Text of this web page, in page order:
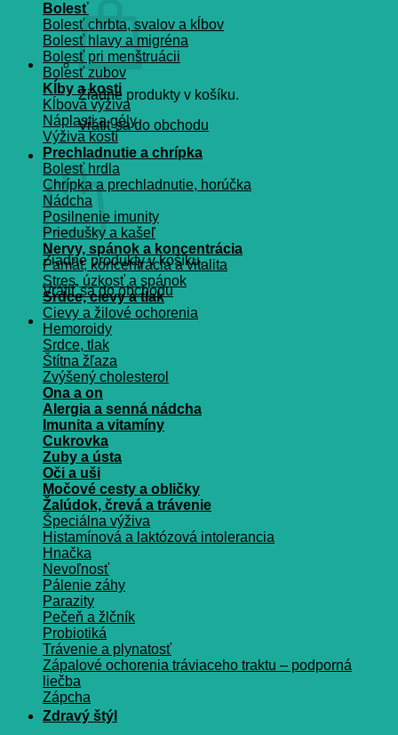
Žiadne produkty v košíku.
Vrátiť sa do obchodu
Košík
Žiadne produkty v košíku.
Vrátiť sa do obchodu
Bolesť
Bolesť chrbta, svalov a kĺbov
Bolesť hlavy a migréna
Bolesť pri menštruácii
Bolesť zubov
Kĺby a kosti
Kĺbová výživa
Náplasti a gély
Výživa kostí
Prechladnutie a chrípka
Bolesť hrdla
Chrípka a prechladnutie, horúčka
Nádcha
Posilnenie imunity
Priedušky a kašeľ
Nervy, spánok a koncentrácia
Pamät, koncentrácia a vitalita
Stres, úzkosť a spánok
Srdce, cievy a tlak
Cievy a žilové ochorenia
Hemoroidy
Srdce, tlak
Štítna žľaza
Zvýšený cholesterol
Ona a on
Alergia a senná nádcha
Imunita a vitamíny
Cukrovka
Zuby a ústa
Oči a uši
Močové cesty a obličky
Žalúdok, črevá a trávenie
Špeciálna výživa
Histamínová a laktózová intolerancia
Hnačka
Nevoľnosť
Pálenie záhy
Parazity
Pečeň a žlčník
Probiotiká
Trávenie a plynatosť
Zápalové ochorenia tráviaceho traktu – podporná
liečba
Zápcha
Zdravý štýl